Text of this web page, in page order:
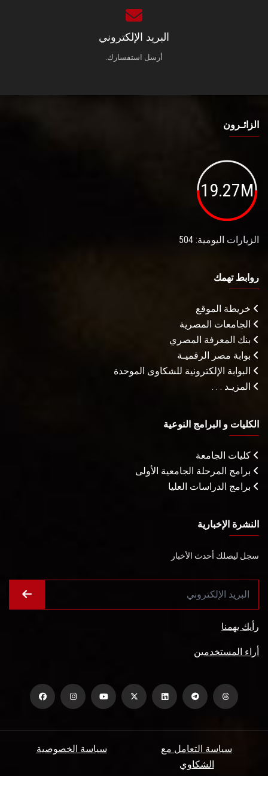
البريد الإلكتروني
أرسل استفسارك.
الزائـرون
19.27M
الزيارات اليومية: 504
روابط تهمك
خريطة الموقع
الجامعات المصرية
بنك المعرفة المصري
بوابة مصر الرقميـة
البوابة الإلكترونية للشكاوى الموحدة
المزيـد . . .
الكليات و البرامج النوعية
كليات الجامعة
برامج المرحلة الجامعية الأولى
برامج الدراسات العليا
النشرة الإخبارية
سجل ليصلك أحدث الأخبار
رأيك يهمنا
أراء المستخدمين
سياسة الخصوصية
سياسة التعامل مع
الشكاوي